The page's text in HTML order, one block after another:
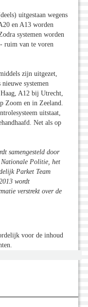
uitgestaan wegens
en A13 worden
systemen worden
ruim van te voren
zijn uitgezet,
systemen
A12 bij Utrecht,
Zoom en in Zeeland.
uitstaat,
Net als op
samengesteld door
Politie, het
Parket Team
wordt
verstrekt over de
voor de inhoud